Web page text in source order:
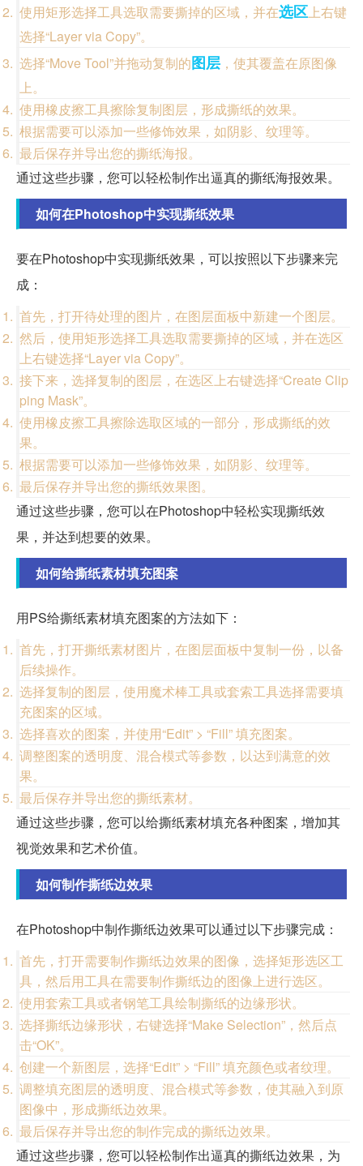
使用矩形选择工具选取需要撕掉的区域，并在选区上右键
选择“Layer via Copy”。
选择“Move Tool”并拖动复制的图层 ，使其覆盖在原图像
上。
使用橡皮擦工具擦除复制图层，形成撕纸的效果。
根据需要可以添加一些修饰效果，如阴影、纹理等。
最后保存并导出您的撕纸海报。
通过这些步骤，您可以轻松制作出逼真的撕纸海报效果。
如何在Photoshop中实现撕纸效果
要在Photoshop中实现撕纸效果，可以按照以下步骤来完
成：
首先，打开待处理的图片，在图层面板中新建一个图层。
然后，使用矩形选择工具选取需要撕掉的区域，并在选区
上右键选择“Layer via Copy”。
接下来，选择复制的图层，在选区上右键选择“Create Clip
ping Mask”。
使用橡皮擦工具擦除选取区域的一部分，形成撕纸的效
果。
根据需要可以添加一些修饰效果，如阴影、纹理等。
最后保存并导出您的撕纸效果图。
通过这些步骤，您可以在Photoshop中轻松实现撕纸效
果，并达到想要的效果。
如何给撕纸素材填充图案
用PS给撕纸素材填充图案的方法如下：
首先，打开撕纸素材图片，在图层面板中复制一份，以备
后续操作。
选择复制的图层，使用魔术棒工具或套索工具选择需要填
充图案的区域。
选择喜欢的图案，并使用“Edit” > “Fill” 填充图案。
调整图案的透明度、混合模式等参数，以达到满意的效
果。
最后保存并导出您的撕纸素材。
通过这些步骤，您可以给撕纸素材填充各种图案，增加其
视觉效果和艺术价值。
如何制作撕纸边效果
在Photoshop中制作撕纸边效果可以通过以下步骤完成：
首先，打开需要制作撕纸边效果的图像，选择矩形选区工
具，然后用工具在需要制作撕纸边的图像上进行选区。
使用套索工具或者钢笔工具绘制撕纸的边缘形状。
选择撕纸边缘形状，右键选择“Make Selection”，然后点
击“OK”。
创建一个新图层，选择“Edit” > “Fill” 填充颜色或者纹理。
调整填充图层的透明度、混合模式等参数，使其融入到原
图像中，形成撕纸边效果。
最后保存并导出您的制作完成的撕纸边效果。
通过这些步骤，您可以轻松制作出逼真的撕纸边效果，为